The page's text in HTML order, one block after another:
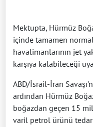
Mektupta, Hürmüz
içinde tamamen
havalimanlarının jet
karşıya kalabileceği
ABD/İsrail-İran
ardından Hürmüz
boğazdan geçen 15
varil petrol ürünü